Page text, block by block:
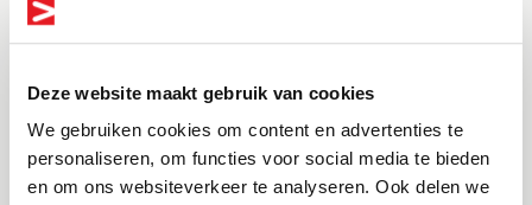
Deze website maakt gebruik van cookies
We gebruiken cookies om content en advertenties te
personaliseren, om functies voor social media te bieden
en om ons websiteverkeer te analyseren. Ook delen we
Level, VRiS, xxllnc Belastingen en OrtaX
Over